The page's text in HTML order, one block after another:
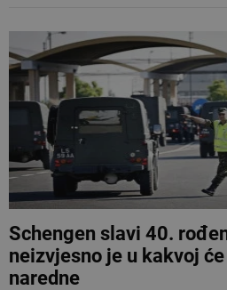
Schengen slavi 40.
neizvjesno je u kakvoj
naredne